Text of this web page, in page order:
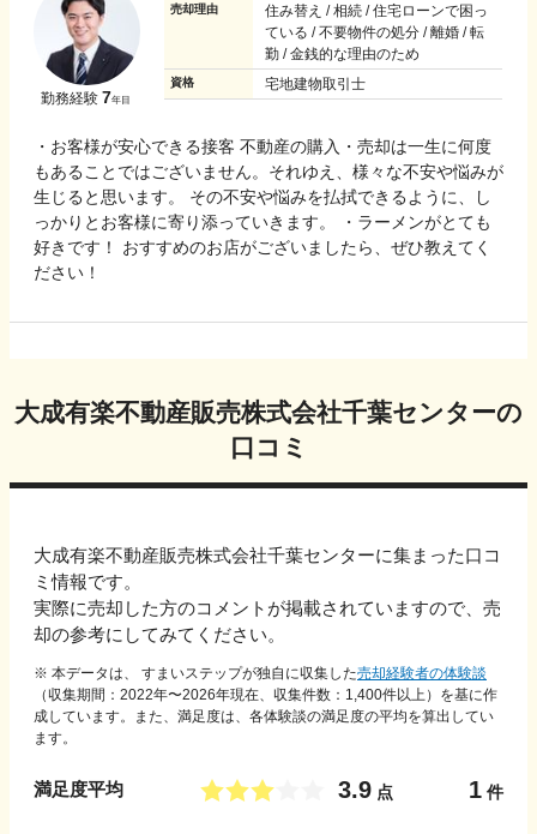
勤務経験 7年目
売却理由
住み替え / 相続 / 住宅ローンで困っ
ている / 不要物件の処分 / 離婚 / 転
勤 / 金銭的な理由のため
資格 宅地建物取引士
・お客様が安心できる接客 不動産の購入・売却は一生に何度
もあることではございません。それゆえ、様々な不安や悩みが
生じると思います。 その不安や悩みを払拭できるように、し
っかりとお客様に寄り添っていきます。 ・ラーメンがとても
好きです！ おすすめのお店がございましたら、ぜひ教えてく
ださい！
大成有楽不動産販売株式会社千葉センターの
口コミ
大成有楽不動産販売株式会社千葉センターに集まった口コ
ミ情報です。
実際に売却した方のコメントが掲載されていますので、売
却の参考にしてみてください。
※ 本データは、 すまいステップが独自に収集した売却経験者の体験談
（収集期間：2022年〜2026年現在、収集件数： 1,400件以上）を基に作
成しています。また、満足度は、各体験談の満足度の平均を算出してい
ます。
満足度平均 3.9 点 1 件